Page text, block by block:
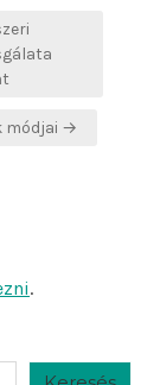
módjai →
.